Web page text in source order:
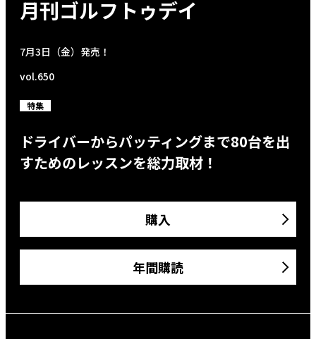
月刊ゴルフトゥデイ
7月3日（金）発売！
vol.650
特集
ドライバーからパッティングまで80台を出
すためのレッスンを総力取材！
購入
年間購読